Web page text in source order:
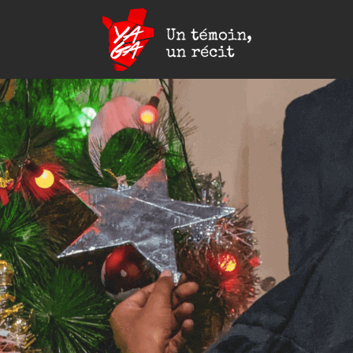
Yaga
Burundi